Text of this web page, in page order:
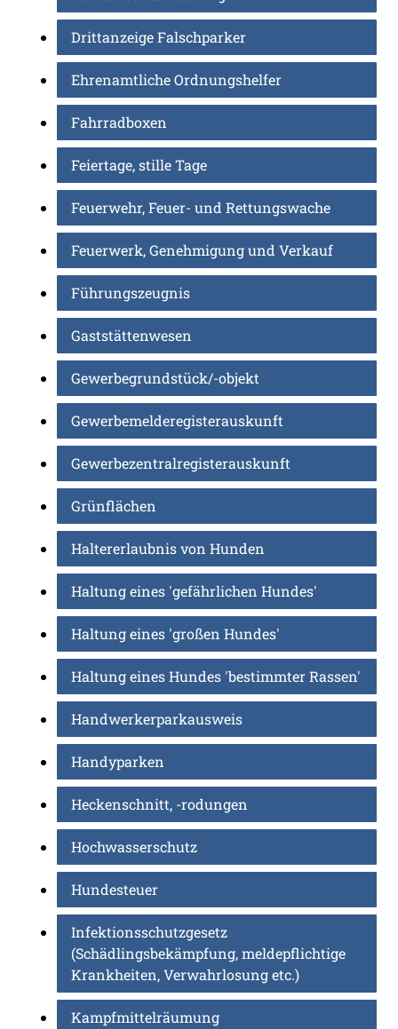
Drittanzeige Falschparker
Ehrenamtliche Ordnungshelfer
Fahrradboxen
Feiertage, stille Tage
Feuerwehr, Feuer- und Rettungswache
Feuerwerk, Genehmigung und Verkauf
Führungszeugnis
Gaststättenwesen
Gewerbegrundstück/-objekt
Gewerbemelderegisterauskunft
Gewerbezentralregisterauskunft
Grünflächen
Haltererlaubnis von Hunden
Haltung eines 'gefährlichen Hundes'
Haltung eines 'großen Hundes'
Haltung eines Hundes 'bestimmter Rassen'
Handwerkerparkausweis
Handyparken
Heckenschnitt, -rodungen
Hochwasserschutz
Hundesteuer
Infektionsschutzgesetz
(Schädlingsbekämpfung, meldepflichtige
Krankheiten, Verwahrlosung etc.)
Kampfmittelräumung